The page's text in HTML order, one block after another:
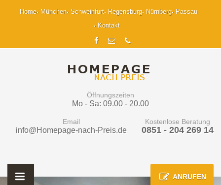
Home München Schweinfurt Regensburg Nürnberg
Passau
Kontakt
Öffnungszeiten
Mo - Sa: 09.00 - 20.00
Email
info@Homepage-nach-Preis.de
Kostenlose Beratung
0851 - 204 269 14
ANRUFEN